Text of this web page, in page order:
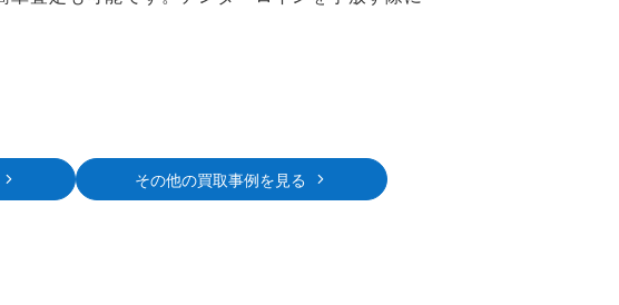
その他の買取事例を見る